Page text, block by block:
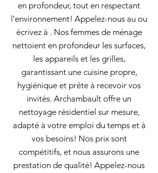
en profondeur, tout en respectant
l'environnement! Appelez-nous au ou
écrivez à . Nos femmes de ménage
nettoient en profondeur les surfaces,
les appareils et les grilles,
garantissant une cuisine propre,
hygiénique et prête à recevoir vos
invités. Archambault offre un
nettoyage résidentiel sur mesure,
adapté à votre emploi du temps et à
vos besoins! Nos prix sont
compétitifs, et nous assurons une
prestation de qualité! Appelez-nous